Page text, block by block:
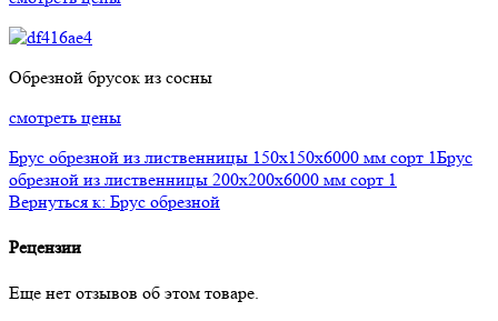
Обрезной брусок из сосны
смотреть цены
Брус обрезной из лиственницы 150x150x6000 мм сорт 1Брус
обрезной из лиственницы 200x200x6000 мм сорт 1
Вернуться к: Брус обрезной
Рецензии
Еще нет отзывов об этом товаре.